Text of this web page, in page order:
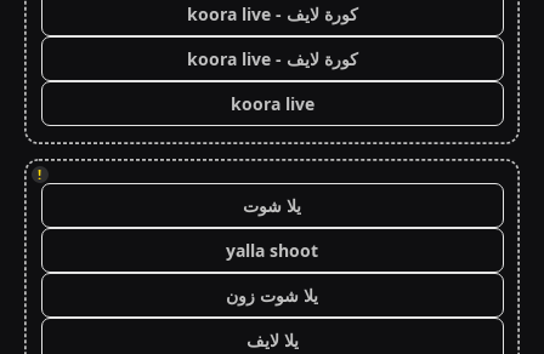
كورة لايف - koora live
كورة لايف - koora live
koora live
!
يلا شوت
yalla shoot
يلا شوت زون
يلا لايف